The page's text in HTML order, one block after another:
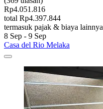
Rp4.051.816
total Rp4.397.844
termasuk pajak & biaya lainnya
8 Sep - 9 Sep
Casa del Rio Melaka